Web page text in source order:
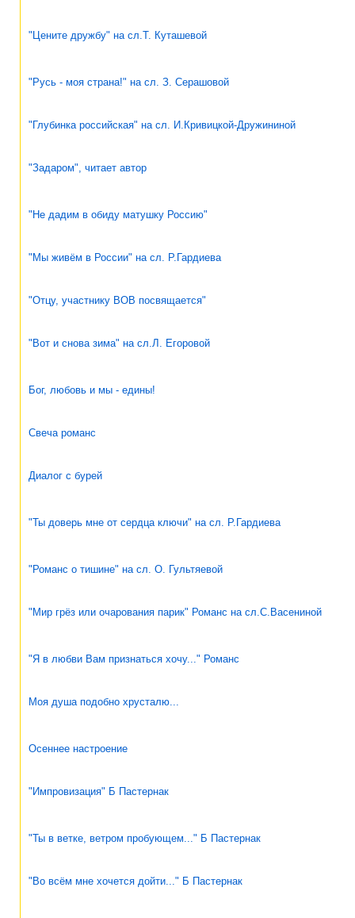
"Цените дружбу" на сл.Т. Куташевой
"Русь - моя страна!" на сл. З. Серашовой
"Глубинка российская" на сл. И.Кривицкой-Дружининой
"Задаром", читает автор
"Не дадим в обиду матушку Россию"
"Мы живём в России" на сл. Р.Гардиева
"Отцу, участнику ВОВ посвящается"
"Вот и снова зима" на сл.Л. Егоровой
Бог, любовь и мы - едины!
Свеча романс
Диалог с бурей
"Ты доверь мне от сердца ключи" на сл. Р.Гардиева
"Романс о тишине" на сл. О. Гультяевой
"Мир грёз или очарования парик" Романс на сл.С.Васениной
"Я в любви Вам признаться хочу..." Романс
Моя душа подобно хрусталю...
Осеннее настроение
"Импровизация" Б Пастернак
"Ты в ветке, ветром пробующем..." Б Пастернак
"Во всём мне хочется дойти..." Б Пастернак